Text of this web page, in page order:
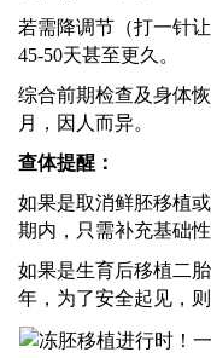
若需降调节（打一针
45-50天甚至更久。
综合前期检查及身体
月，因人而异。
查体提醒：
如果是取消鲜胚移植
期内，只需补充基础性
如果是生育后移植二胎
年，为了安全起见，